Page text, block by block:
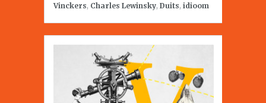
Vinckers, Charles Lewinsky, Duits, idioom